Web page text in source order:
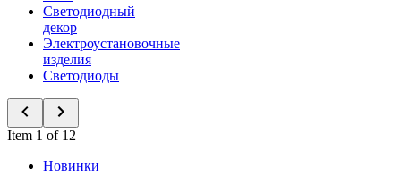
Светодиодный
декор
Электроустановочные
изделия
Светодиоды
Item 1 of 12
Новинки